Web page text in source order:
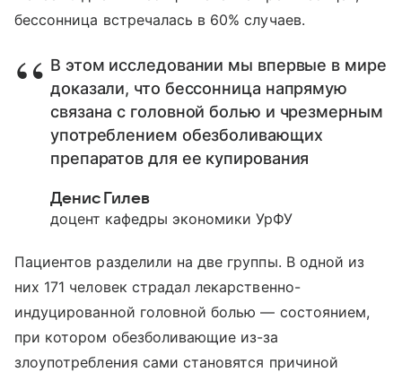
бессонница встречалась в 60% случаев.
В этом исследовании мы впервые в мире
доказали, что бессонница напрямую
связана с головной болью и чрезмерным
употреблением обезболивающих
препаратов для ее купирования
Денис Гилев
доцент кафедры экономики УрФУ
Пациентов разделили на две группы. В одной из
них 171 человек страдал лекарственно-
индуцированной головной болью — состоянием,
при котором обезболивающие из-за
злоупотребления сами становятся причиной